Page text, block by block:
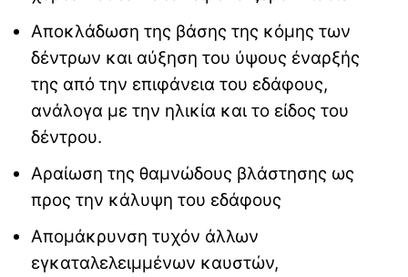
Αποκλάδωση της βάσης της κόμης των
δέντρων και αύξηση του ύψους έναρξής
της από την επιφάνεια του εδάφους,
ανάλογα με την ηλικία και το είδος του
δέντρου.
Αραίωση της θαμνώδους βλάστησης ως
προς την κάλυψη του εδάφους
Απομάκρυνση τυχόν άλλων
εγκαταλελειμμένων καυστών,